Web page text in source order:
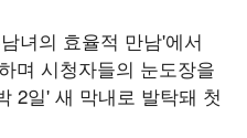
녀의 효율적 만남'에서
며 시청자들의 눈도장을
2일' 새 막내로 발탁돼 첫